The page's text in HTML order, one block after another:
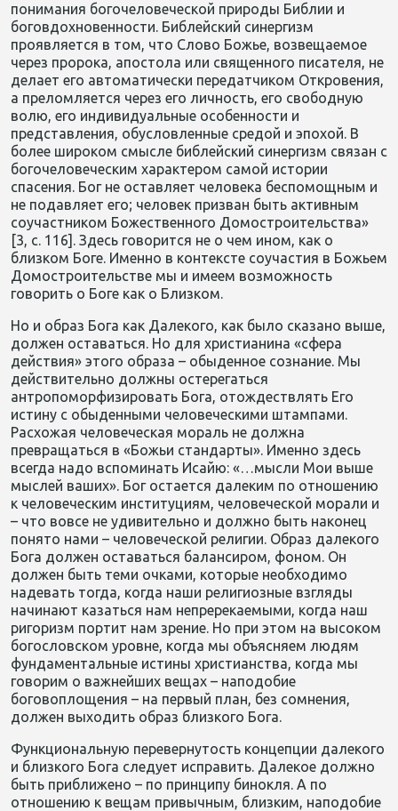
понимания богочеловеческой природы Библии и
боговдохновенности. Библейский синергизм
проявляется в том, что Слово Божье, возвещаемое
через пророка, апостола или священного писателя, не
делает его автоматически передатчиком Откровения,
а преломляется через его личность, его свободную
волю, его индивидуальные особенности и
представления, обусловленные средой и эпохой. В
более широком смысле библейский синергизм связан с
богочеловеческим характером самой истории
спасения. Бог не оставляет человека беспомощным и
не подавляет его; человек призван быть активным
соучастником Божественного Домостроительства»
[3, с. 116]. Здесь говорится не о чем ином, как о
близком Боге. Именно в контексте соучастия в Божьем
Домостроительстве мы и имеем возможность
говорить о Боге как о Близком.
Но и образ Бога как Далекого, как было сказано выше,
должен оставаться. Но для христианина «сфера
действия» этого образа – обыденное сознание. Мы
действительно должны остерегаться
антропоморфизировать Бога, отождествлять Его
истину с обыденными человеческими штампами.
Расхожая человеческая мораль не должна
превращаться в «Божьи стандарты». Именно здесь
всегда надо вспоминать Исайю: «…мысли Мои выше
мыслей ваших». Бог остается далеким по отношению
к человеческим институциям, человеческой морали и
– что вовсе не удивительно и должно быть наконец
понято нами – человеческой религии. Образ далекого
Бога должен оставаться балансиром, фоном. Он
должен быть теми очками, которые необходимо
надевать тогда, когда наши религиозные взгляды
начинают казаться нам непререкаемыми, когда наш
ригоризм портит нам зрение. Но при этом на высоком
богословском уровне, когда мы объясняем людям
фундаментальные истины христианства, когда мы
говорим о важнейших вещах – наподобие
боговоплощения – на первый план, без сомнения,
должен выходить образ близкого Бога.
Функциональную перевернутость концепции далекого
и близкого Бога следует исправить. Далекое должно
быть приближено – по принципу бинокля. А по
отношению к вещам привычным, близким, наподобие